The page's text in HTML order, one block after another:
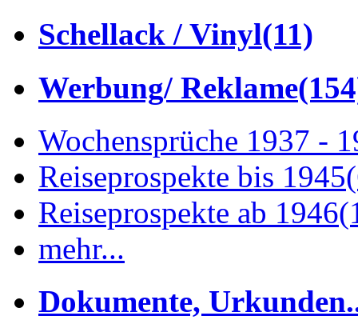
Schellack / Vinyl(11)
Werbung/ Reklame
Wochensprüche 1937 -
Reiseprospekte bis 1945
Reiseprospekte ab 1946
mehr...
Dokumente,